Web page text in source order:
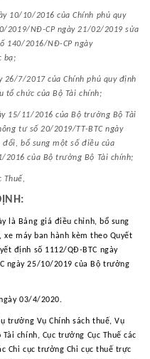
10/10/2016 của Chính phủ quy
2019/NĐ-CP ngày 21/02/2019 sửa
140/2016/NĐ-CP ngày
bạ;
26/7/2017 của Chính phủ quy định
tổ chức của Bộ Tài chính;
15/11/2016 của Bộ trưởng Bộ Tài
tư số 20/2019/TT-BTC ngày
bổ sung một số điều của
2016 của Bộ trưởng Bộ Tài chính;
Thuế,
là Bảng giá điều chỉnh, bổ sung
máy ban hành kèm theo Quyết
định số 1112/QĐ-BTC ngày
ngày 25/10/2019 của Bộ trưởng
03/4/2020.
trưởng Vụ Chính sách thuế, Vụ
chính, Cục trưởng Cục Thuế các
Chi cục trưởng Chi cục thuế trực